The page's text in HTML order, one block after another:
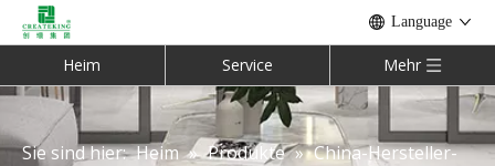
Language
Heim Service Mehr
Sie sind hier: Heim » Produkte » China-Hersteller-